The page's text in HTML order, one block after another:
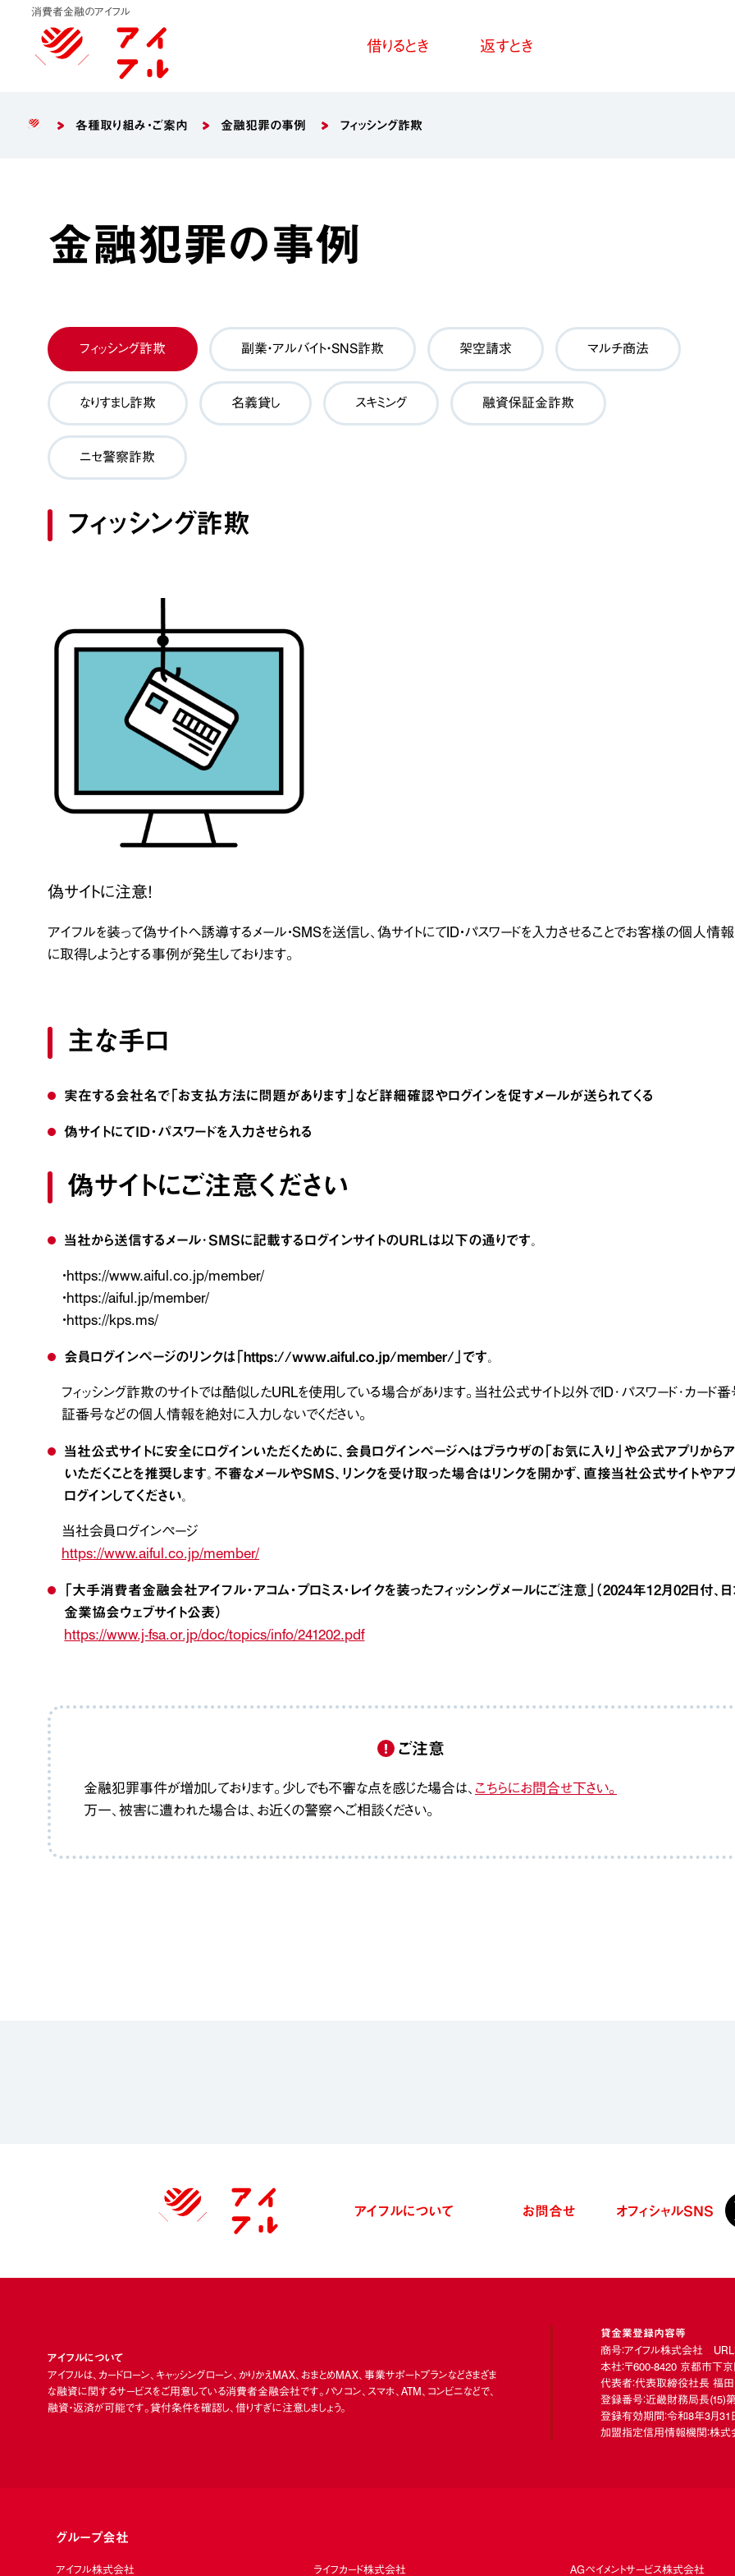
消費者金融のアイフル
借りるとき 返すとき
各種取り組み・ご案内 金融犯罪の事例 フィッシング詐欺
金融犯罪の事例
フィッシング詐欺 副業・アルバイト・SNS詐欺 架空請求 マルチ商法
なりすまし詐欺 名義貸し スキミング 融資保証金詐欺
ニセ警察詐欺
フィッシング詐欺
偽サイトに注意！
アイフルを装って偽サイトへ誘導するメール・SMSを送信し、偽サイトにてID・パスワードを入力させることでお客様の個人情
に取得しようとする事例が発生しております。
主な手口
実在する会社名で「お支払方法に問題があります」など詳細確認やログインを促すメールが送られてくる
偽サイトにてID・パスワードを入力させられる
偽サイトにご注意ください
当社から送信するメール･SMSに記載するログインサイトのURLは以下の通りです。
・https://www.aiful.co.jp/member/
・https://aiful.jp/member/
・https://kps.ms/
会員ログインページのリンクは「https://www.aiful.co.jp/member/」です。
フィッシング詐欺のサイトでは酷似したURLを使用している場合があります。当社公式サイト以外でID･パスワード･カード
証番号などの個人情報を絶対に入力しないでください。
当社公式サイトに安全にログインいただくために、会員ログインページへはブラウザの「お気に入り」や公式アプリから
いただくことを推奨します。不審なメールやSMS、リンクを受け取った場合はリンクを開かず、直接当社公式サイトやア
ログインしてください。
当社会員ログインページ
https://www.aiful.co.jp/member/
「大手消費者金融会社アイフル・アコム・プロミス・レイクを装ったフィッシングメールにご注意」（2024年12月02日付、
金業協会ウェブサイト公表）
https://www.j-fsa.or.jp/doc/topics/info/241202.pdf
ご注意
金融犯罪事件が増加しております。少しでも不審な点を感じた場合は、 こちらにお問合せ下さい。
万一、被害に遭われた場合は、お近くの警察へご相談ください。
アイフルについて お問合せ オフィシャルSNS
アイフルについて
アイフルは、カードローン、キャッシングローン、かりかえMAX、おまとめMAX、事業サポートプランなどさまざま
な融資に関するサービスをご用意している消費者金融会社です。パソコン、スマホ、ATM、コンビニなどで、
融資・返済が可能です。貸付条件を確認し、借りすぎに注意しましょう。
貸金業登録内容等
商号：アイフル株式会社
本社：〒600-8420 京都市下
代表者：代表取締役社長 福
登録番号：近畿財務局長(15)
登録有効期間：令和8年3月31
加盟指定信用情報機関：株式
グループ会社
アイフル株式会社 ライフカード株式会社 AGペイメントサービス株式会社